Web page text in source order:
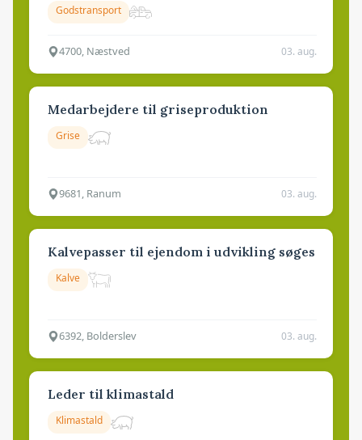
Godstransport
4700, Næstved 03. aug.
Medarbejdere til griseproduktion
Grise
9681, Ranum 03. aug.
Kalvepasser til ejendom i udvikling søges
Kalve
6392, Bolderslev 03. aug.
Leder til klimastald
Klimastald